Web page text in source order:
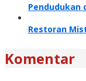
Pendudukan
Restoran
Komentar